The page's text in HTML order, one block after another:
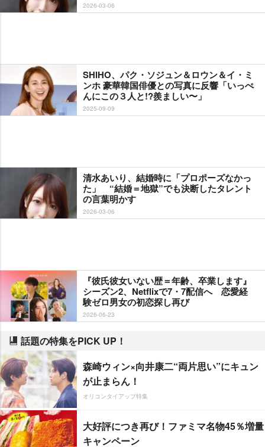
2026-03-06
SHIHO、パク・ソジュン＆ロウン＆イ・ミ
ンホ 豪華韓国俳優との写真に反響「いっぺ
んにこの３人と!?羨ましい〜」
2025-09-09
清水あいり、結婚時に「プロポーズなかっ
た」 “結婚＝地獄”でも決断したタレント
の言葉明かす
2026-03-06
『彼氏彼女いない歴＝年齢、卒業します』
シーズン2、Netflixで7・7配信へ 恋愛経
験ゼロ男女の初恋探し再び
2026-06-23
話題の特集をPICK UP！
森崎ウィン×向井康二“両片思い”にキュン
が止まらん！
オリコンタイアップ特集
大好評につき再び！ファミマ名物45％増量
キャンペーン